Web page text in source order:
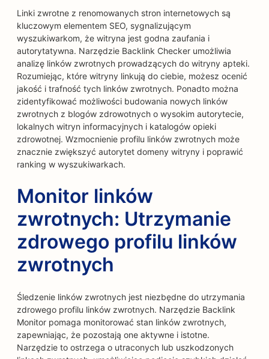
Linki zwrotne z renomowanych stron internetowych są
kluczowym elementem SEO, sygnalizującym
wyszukiwarkom, że witryna jest godna zaufania i
autorytatywna. Narzędzie Backlink Checker umożliwia
analizę linków zwrotnych prowadzących do witryny apteki.
Rozumiejąc, które witryny linkują do ciebie, możesz ocenić
jakość i trafność tych linków zwrotnych. Ponadto można
zidentyfikować możliwości budowania nowych linków
zwrotnych z blogów zdrowotnych o wysokim autorytecie,
lokalnych witryn informacyjnych i katalogów opieki
zdrowotnej. Wzmocnienie profilu linków zwrotnych może
znacznie zwiększyć autorytet domeny witryny i poprawić
ranking w wyszukiwarkach.
Monitor linków
zwrotnych: Utrzymanie
zdrowego profilu linków
zwrotnych
Śledzenie linków zwrotnych jest niezbędne do utrzymania
zdrowego profilu linków zwrotnych. Narzędzie Backlink
Monitor pomaga monitorować stan linków zwrotnych,
zapewniając, że pozostają one aktywne i istotne.
Narzędzie to ostrzega o utraconych lub uszkodzonych